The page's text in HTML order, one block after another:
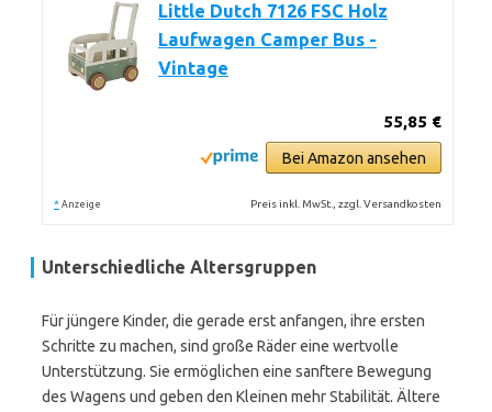
Little Dutch 7126 FSC Holz
Laufwagen Camper Bus -
Vintage
55,85 €
Bei Amazon ansehen
* Anzeige Preis inkl. MwSt., zzgl. Versandkosten
Unterschiedliche Altersgruppen
Für jüngere Kinder, die gerade erst anfangen, ihre ersten
Schritte zu machen, sind große Räder eine wertvolle
Unterstützung. Sie ermöglichen eine sanftere Bewegung
des Wagens und geben den Kleinen mehr Stabilität. Ältere